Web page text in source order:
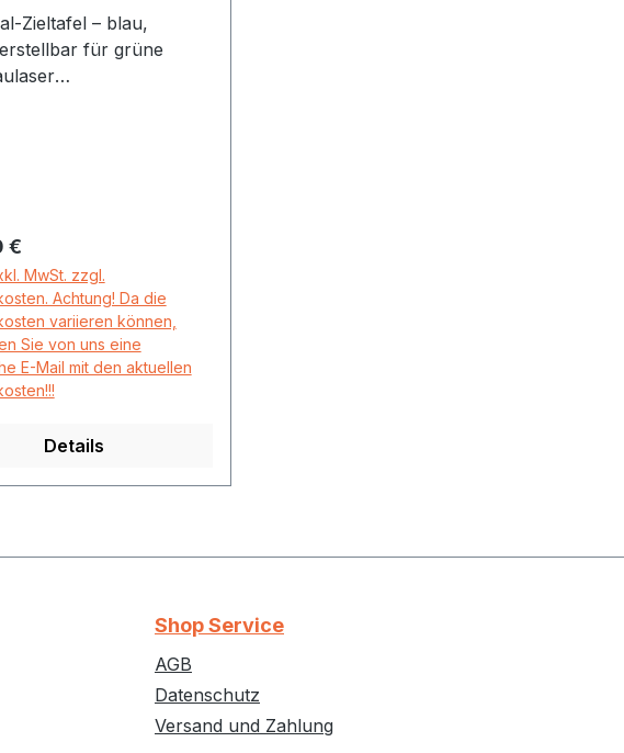
Zieltafel – blau,
für grüne
Preis:
€
MwSt. zzgl.
Achtung! Da die
variieren können,
Sie von uns eine
E-Mail mit den aktuellen
Details
Shop Service
AGB
Datenschutz
Versand und Zahlung